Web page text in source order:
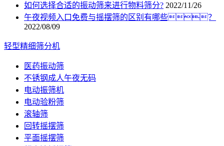
如何选择合适的振动筛来进行物料筛分? 2022/11/26
午夜视频入口免费与摇摆筛的区别有哪些？
2022/08/09
轻型精细筛分机
医药振动筛
不锈钢成人午夜无码
电动振筛机
电动验粉筛
滚轴筛
回转摇摆筛
平面摇摆筛